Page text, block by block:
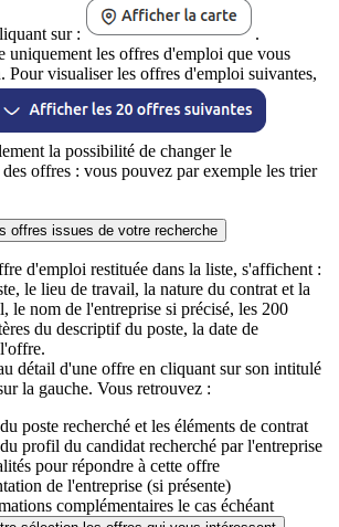
sur :
.
uniquement les offres d'emploi que vous
Pour visualiser les offres d'emploi suivantes,
la possibilité de changer le
des offres : vous pouvez par exemple les trier
offres issues de votre recherche
d'emploi restituée dans la liste, s'affichent :
le lieu de travail, la nature du contrat et la
le nom de l'entreprise si précisé, les 200
du descriptif du poste, la date de
détail d'une offre en cliquant sur son intitulé
la gauche. Vous retrouvez :
poste recherché et les éléments de contrat
profil du candidat recherché par l'entreprise
pour répondre à cette offre
de l'entreprise (si présente)
complémentaires le cas échéant